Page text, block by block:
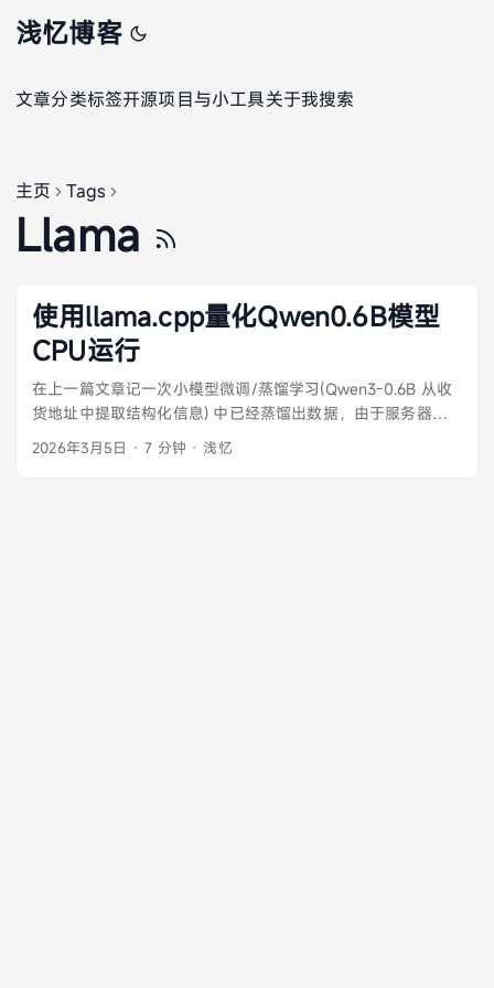
浅忆博客
文章分类标签开源项目与小工具关于我搜索
主页 Tags
Llama
使用llama.cpp量化Qwen0.6B模型
CPU运行
在上一篇文章记一次小模型微调/蒸馏学习(Qwen3-0.6B 从收
货地址中提取结构化信息) 中已经蒸馏出数据，由于服务器没
有显卡，我将模型转为GGUF，然后量化为Q5_K_M，使用
llama.cpp 进行推理。 ...
2026年3月5日 ·7 分钟 · 浅忆